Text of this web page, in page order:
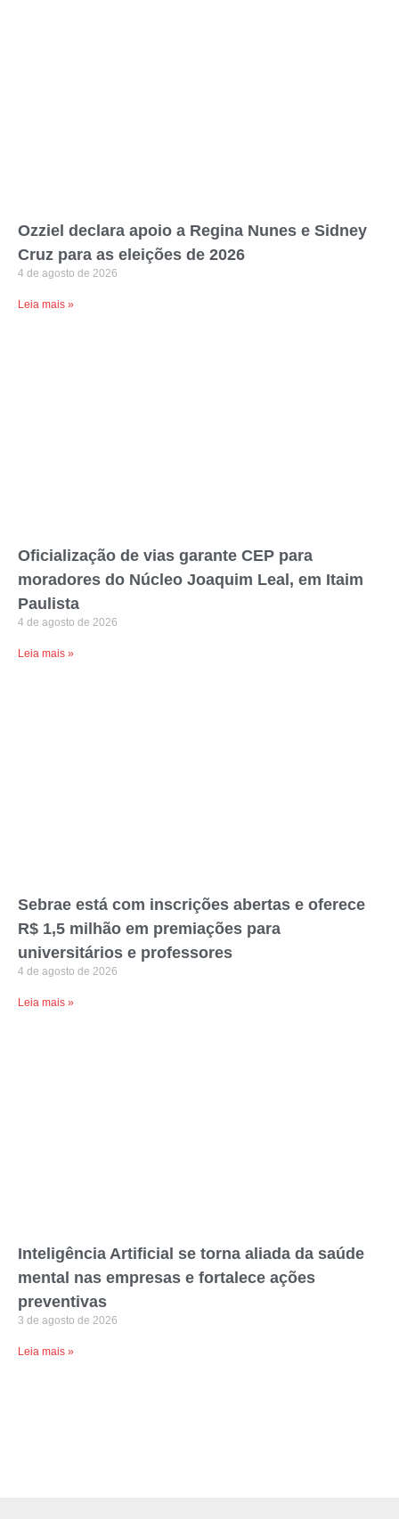
Ozziel declara apoio a Regina Nunes e Sidney
Cruz para as eleições de 2026
4 de agosto de 2026
Leia mais »
Oficialização de vias garante CEP para
moradores do Núcleo Joaquim Leal, em Itaim
Paulista
4 de agosto de 2026
Leia mais »
Sebrae está com inscrições abertas e oferece
R$ 1,5 milhão em premiações para
universitários e professores
4 de agosto de 2026
Leia mais »
Inteligência Artificial se torna aliada da saúde
mental nas empresas e fortalece ações
preventivas
3 de agosto de 2026
Leia mais »